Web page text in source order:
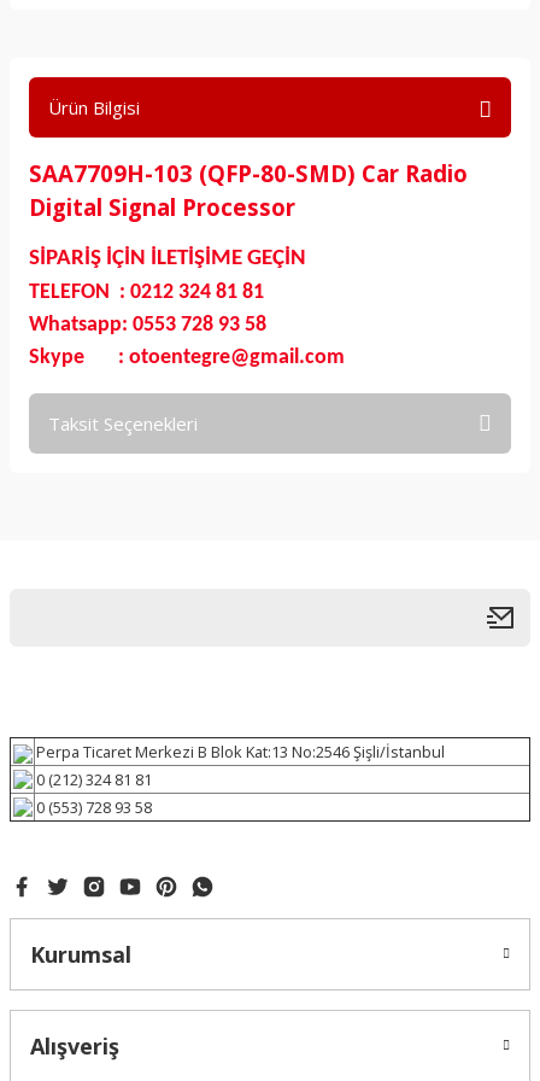
Ürün Bilgisi
SAA7709H-103 (QFP-80-SMD) Car Radio
Digital Signal Processor
SİPARİŞ İÇİN İLETİŞİME GEÇİN
TELEFON : 0212 324 81 81
Whatsapp: 0553 728 93 58
Skype : otoentegre@gmail.com
Taksit Seçenekleri
Perpa Ticaret Merkezi B Blok Kat:13 No:2546 Şişli/İstanbul
0 (212) 324 81 81
0 (553) 728 93 58
Kurumsal
Alışveriş